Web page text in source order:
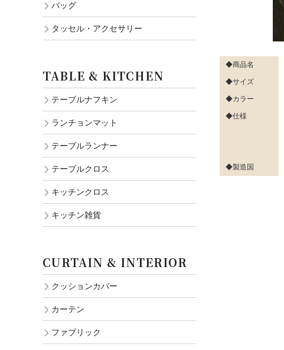
◆商品名
◆サイズ
◆カラー
◆仕様
◆製造国
バッグ
タッセル・アクセサリー
TABLE & KITCHEN
テーブルナフキン
ランチョンマット
テーブルランナー
テーブルクロス
キッチンクロス
キッチン雑貨
CURTAIN & INTERIOR
クッションカバー
カーテン
ファブリック